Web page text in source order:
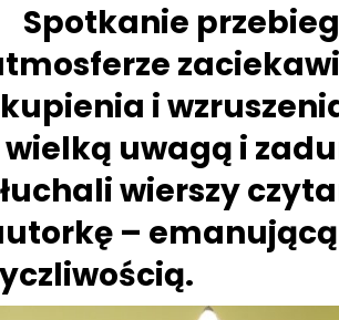
i
wielką uwagą i
wierszy
– emanującą